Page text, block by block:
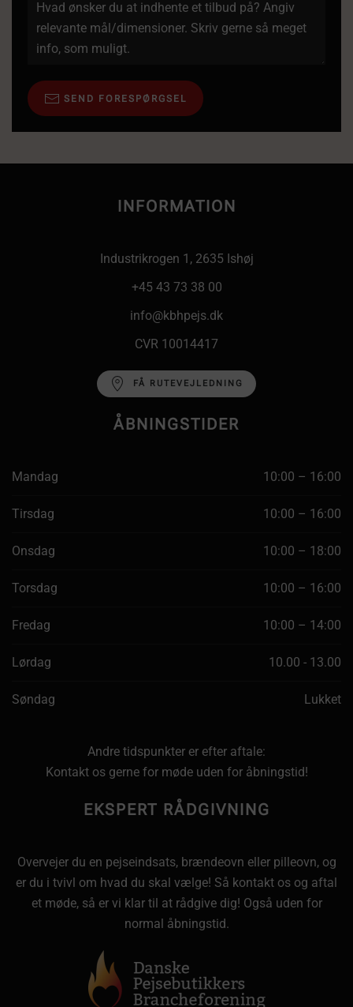
SEND FORESPØRGSEL
INFORMATION
Industrikrogen 1, 2635 Ishøj
+45 43 73 38 00
info@kbhpejs.dk
CVR 10014417
FÅ RUTEVEJLEDNING
ÅBNINGSTIDER
Mandag 10:00 – 16:00
Tirsdag 10:00 – 16:00
Onsdag 10:00 – 18:00
Torsdag 10:00 – 16:00
Fredag 10:00 – 14:00
Lørdag 10.00 - 13.00
Søndag Lukket
Andre tidspunkter er efter aftale:
Kontakt os gerne for møde uden for åbningstid!
EKSPERT RÅDGIVNING
Overvejer du en pejseindsats, brændeovn eller pilleovn, og
er du i tvivl om hvad du skal vælge! Så kontakt os og aftal
et møde, så er vi klar til at rådgive dig! Også uden for
normal åbningstid.